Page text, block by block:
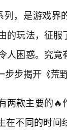
列，是游戏界
的玩法，征服
人困惑。究竟
步揭开《荒
两款主要的🔥
在不同的时间